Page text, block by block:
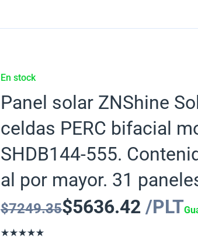
En stock
Panel solar ZNShine
celdas PERC bifacial
SHDB144-555.
al por mayor. 31
$7249.35$5636.42 /PLT